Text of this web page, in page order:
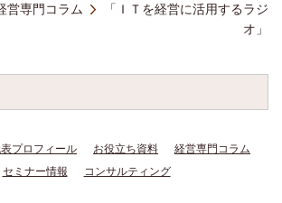
営専門コラム
「ＩＴを経営に活用するラジ
オ」
プロフィール お役立ち資料
経営専門コラム
セミナー情報
コンサルティング